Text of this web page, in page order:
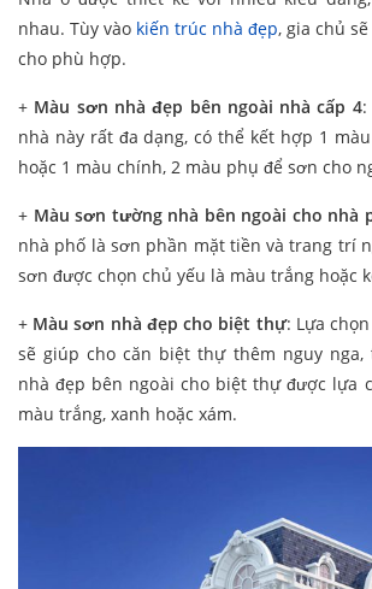
nhau. Tùy vào kiến trúc nhà đẹp, gia chủ
cho phù hợp.
+ Màu sơn nhà đẹp bên ngoài nhà cấp 4:
nhà này rất đa dạng, có thể kết hợp 1
hoặc 1 màu chính, 2 màu phụ để sơn cho
+ Màu sơn tường nhà bên ngoài cho nhà
nhà phố là sơn phần mặt tiền và trang trí
sơn được chọn chủ yếu là màu trắng hoặc
+ Màu sơn nhà đẹp cho biệt thự: Lựa
sẽ giúp cho căn biệt thự thêm nguy nga,
nhà đẹp bên ngoài cho biệt thự được lựa
màu trắng, xanh hoặc xám.